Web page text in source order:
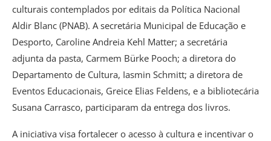
culturais contemplados por editais da Política Nacional
Aldir Blanc (PNAB). A secretária Municipal de Educação e
Desporto, Caroline Andreia Kehl Matter; a secretária
adjunta da pasta, Carmem Bürke Pooch; a diretora do
Departamento de Cultura, Iasmin Schmitt; a diretora de
Eventos Educacionais, Greice Elias Feldens, e a bibliotecária
Susana Carrasco, participaram da entrega dos livros.
A iniciativa visa fortalecer o acesso à cultura e incentivar o